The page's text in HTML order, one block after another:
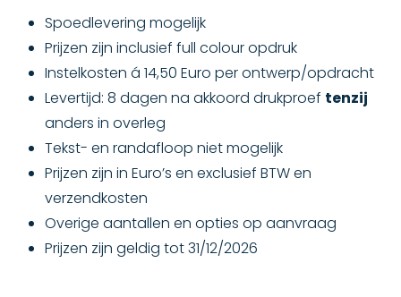
Spoedlevering mogelijk
Prijzen zijn inclusief full colour opdruk
Instelkosten á 14,50 Euro per ontwerp/opdracht
Levertijd: 8 dagen na akkoord drukproef tenzij
anders in overleg
Tekst- en randafloop niet mogelijk
Prijzen zijn in Euro’s en exclusief BTW en
verzendkosten
Overige aantallen en opties op aanvraag
Prijzen zijn geldig tot 31/12/2026